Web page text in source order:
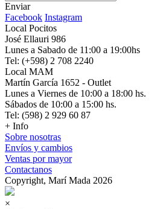
Enviar
Facebook Instagram
Local Pocitos
José Ellauri 986
Lunes a Sabado de 11:00 a 19:00hs
Tel: (+598) 2 708 2240
Local MAM
Martín García 1652 - Outlet
Lunes a Viernes de 10:00 a 18:00 hs.
Sábados de 10:00 a 15:00 hs.
Tel: (598) 2 929 60 87
+ Info
Sobre nosotras
Envíos y cambios
Ventas por mayor
Contactanos
Copyright, Marí Mada 2026
×